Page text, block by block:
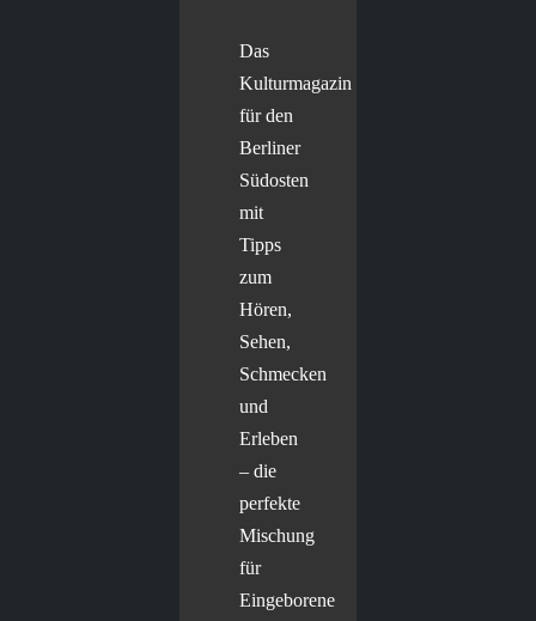
Das
Kulturmagazin
für den
Berliner
Südosten
mit
Tipps
zum
Hören,
Sehen,
Schmecken
und
Erleben
– die
perfekte
Mischung
für
Eingeborene